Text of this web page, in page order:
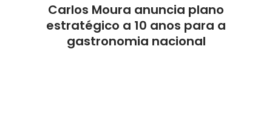
Carlos Moura anuncia plano
estratégico a 10 anos para a
gastronomia nacional